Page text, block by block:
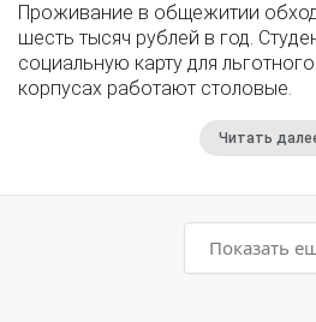
Проживание в общежитии
шесть тысяч рублей в год.
социальную карту для
корпусах работают столовые.
Читать
Показать